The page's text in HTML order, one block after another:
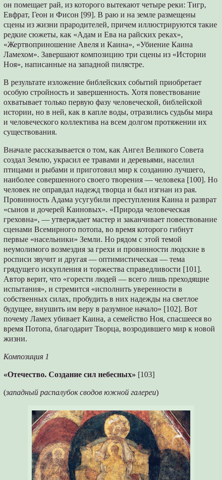
он помещает рай, из которого вытекают четыре реки: Тигр,
Евфрат, Геон и Фисон [99]. В раю и на земле размещены
сцены из жизни прародителей, причем иллюстрируются такие
редкие сюжеты, как «Адам и Ева на райских реках»,
«Жертвоприношение Авеля и Каина», «Убиение Каина
Ламехом». Завершают композицию три сцены из «Истории
Ноя», написанные на западной пилястре.
В результате изложение библейских событий приобретает
особую стройность и завершенность. Хотя повествование
охватывает только первую фазу человеческой, библейской
истории, но в ней, как в капле воды, отразились судьбы мира
и человеческого коллектива на всем долгом протяжении их
существования.
Вначале рассказывается о том, как Ангел Великого Совета
создал Землю, украсил ее травами и деревьями, населил
птицами и рыбами и приготовил мир к созданию лучшего,
наиболее совершенного своего творения — человека [100]. Но
человек не оправдал надежд творца и был изгнан из рая.
Провинность Адама усугубили преступления Каина и разврат
«сынов и дочерей Каиновых». «Природа человеческая
греховна», — утверждает мастер и заканчивает повествование
сценами Всемирного потопа, во время которого гибнут
первые «насельники» Земли. Но рядом с этой темой
неумолимого возмездия за грехи и провинности людские в
росписи звучит и другая — оптимистическая — тема
грядущего искупления и торжества справедливости [101].
Автор верит, что «горести людей — всего лишь преходящие
испытания», и стремится «исполнить уверенности в
собственных силах, пробудить в них надежды на светлое
будущее, внушить им веру в разумное начало» [102]. Вот
почему Ламех убивает Каина, а семейство Ноя, спасшееся во
время Потопа, благодарит Творца, возродившего мир к новой
жизни.
Композиция 1
«Отечество. Создание сил небесных» [103]
(западный распалубок сводов южной галереи)